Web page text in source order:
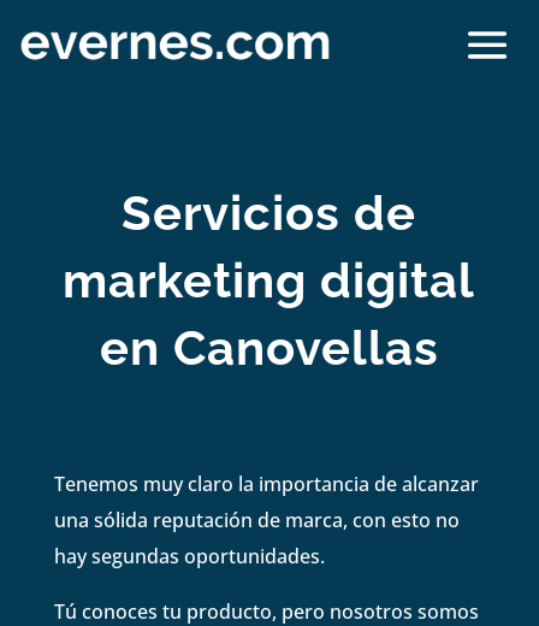
Servicios de
marketing digital
en Canovellas
Tenemos muy claro la importancia de alcanzar
una sólida reputación de marca, con esto no
hay segundas oportunidades.
Tú conoces tu producto, pero nosotros somos